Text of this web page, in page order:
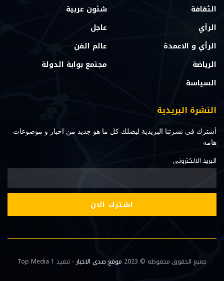
الثقافة
الرأي
الرأي و الاعمدة
الرياضة
السياسة
شئون عربية
عاجل
عالم الفن
مجتمع بوابة الدولة
النشرة البريدية
أشترك في نشرتنا البريدية ليصلك كل ما هو جديد من اخبار و موضوعات
هامه
البريد الالكتروني
جميع الحقوق محفوظه © 2023 موقع صدي الاخبار - تنفيذ Top Media 1